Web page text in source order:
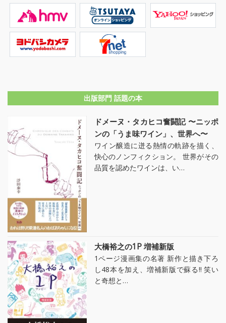
出版部門 話題の本
ドメーヌ・タカヒコ奮闘記 〜ニッポ
ンの「うま味ワイン」、世界へ〜
ワイン醸造に迸る熱情の軌跡を描く、
快心のノンフィクション。 世界がその
品質を認めたワインは、い…
大橋裕之の1P 増補新版
1ページ漫画集の名著 新作と描き下ろ
し48本を加え、増補新版で蘇る!! 笑い
と奇想と…